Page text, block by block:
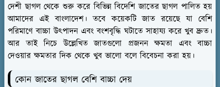
দেশী ছাগল থেকে শুরু করে বিভিন্ন বিদেশি জাতের ছাগল পালিত হয়
আমাদের এই বাংলাদেশ। তবে কয়েকটি জাত রয়েছে যা বেশি
পরিমাণে বাচ্চা উৎপাদন এবং বংশবৃদ্ধি ঘটাতে সাহায্য করে খুব দ্রুত।
আর তাই নিচে উল্লেখিত জাতগুলো প্রজনন ক্ষমতা এবং বাচ্চা
দেওয়ার ক্ষমতার দিক থেকে খুব ভালো বলে বিবেচনা করা হয়।
কোন জাতের ছাগল বেশি বাচ্চা দেয়